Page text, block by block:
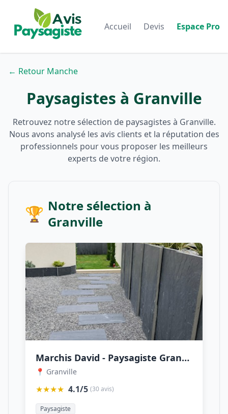
Accueil Devis Espace Pro
← Retour Manche
Paysagistes à Granville
Retrouvez notre sélection de paysagistes à Granville.
Nous avons analysé les avis clients et la réputation des
professionnels pour vous proposer les meilleurs
experts de votre région.
🏆 Notre sélection à
Granville
Marchis David - Paysagiste Granville
📍 Granville
★★★★ 4.1/5 (30 avis)
Paysagiste